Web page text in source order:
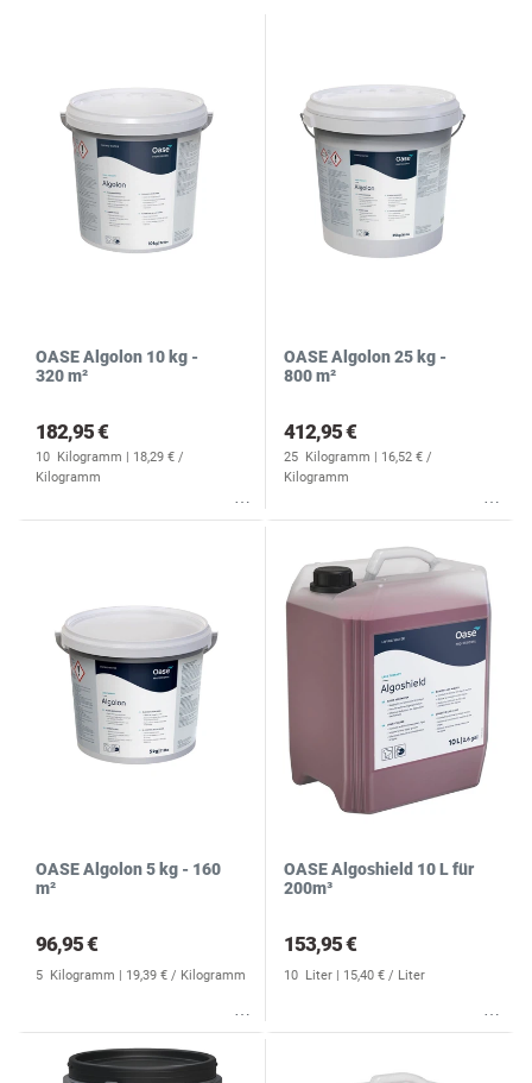
OASE Algolon 10 kg -
320 m²
182,95 €
10 Kilogramm | 18,29 € /
Kilogramm
OASE Algolon 25 kg -
800 m²
412,95 €
25 Kilogramm | 16,52 € /
Kilogramm
OASE Algolon 5 kg - 160
m²
96,95 €
5 Kilogramm | 19,39 € / Kilogramm
OASE Algoshield 10 L für
200m³
153,95 €
10 Liter | 15,40 € / Liter